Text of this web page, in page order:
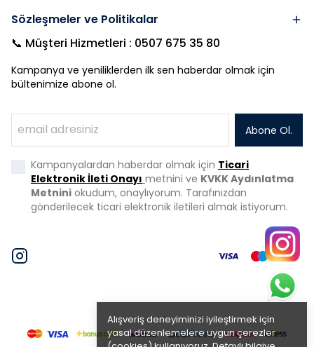
Alışveriş deneyiminizi iyileştirmek için
yasal düzenlemelere uygun çerezler
Sözleşmeler ve Politikalar
📞 Müşteri Hizmetleri : 0507 675 35 80
Kampanya ve yeniliklerden ilk sen haberdar olmak için
bültenimize abone ol.
Abone Ol.
Kampanyalardan haberdar olmak için Ticari
Elektronik İleti Onayı metnini ve KVKK Aydınlatma
Metnini okudum, onaylıyorum. Tarafınızdan
gönderilecek ticari elektronik iletileri almak istiyorum.